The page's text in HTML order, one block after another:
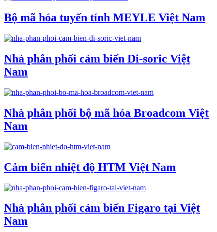
Bộ mã hóa tuyến tính MEYLE Việt Nam
Nhà phân phối cảm biến Di-soric Việt
Nam
Nhà phân phối bộ mã hóa Broadcom Việt
Nam
Cảm biến nhiệt độ HTM Việt Nam
Nhà phân phối cảm biến Figaro tại Việt
Nam